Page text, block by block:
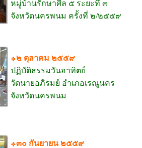
หมู่บ้านรักษาศีล ๕ ระยะที่ ๓
จังหวัดนครพนม ครั้งที่ ๒/๒๕๕๙
๒ ตุลาคม ๒๕๕๙
ปฏิบัติธรรมวันอาทิตย์
วัดนายอภิรมย์ อำเภอเรณูนคร
จังหวัดนครพนม
๓๐ กันยายน ๒๕๕๙